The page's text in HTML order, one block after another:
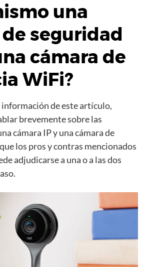
una
seguridad
cámara de
WiFi?
de este artículo,
brevemente sobre las
cámara IP y una cámara de
los pros y contras mencionados
adjudicarse a una o a las dos